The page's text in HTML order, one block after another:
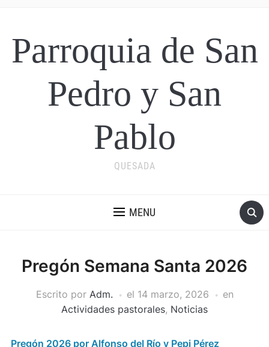
Parroquia de San
Pedro y San
Pablo
QUESADA
MENU
Pregón Semana Santa 2026
Escrito por Adm. el 14 marzo, 2026
en
Actividades pastorales, Noticias
Pregón 2026 por Alfonso del Río y Pepi Pérez